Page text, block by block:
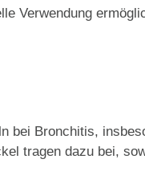
Verwendung
bei Bronchitis,
tragen dazu bei,